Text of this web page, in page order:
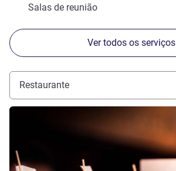
Salas de reunião
Ver todos os serviços
Restaurante
Ver detalhes